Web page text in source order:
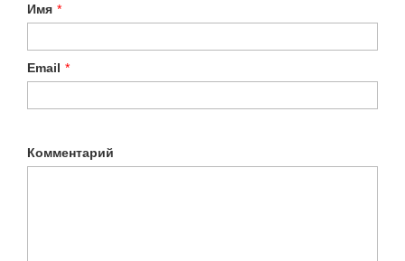
Имя *
Email *
Комментарий